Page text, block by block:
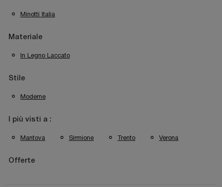
Minotti Italia
Materiale
In Legno Laccato
Stile
Moderne
I più visti a :
Mantova Sirmione Trento Verona
Offerte